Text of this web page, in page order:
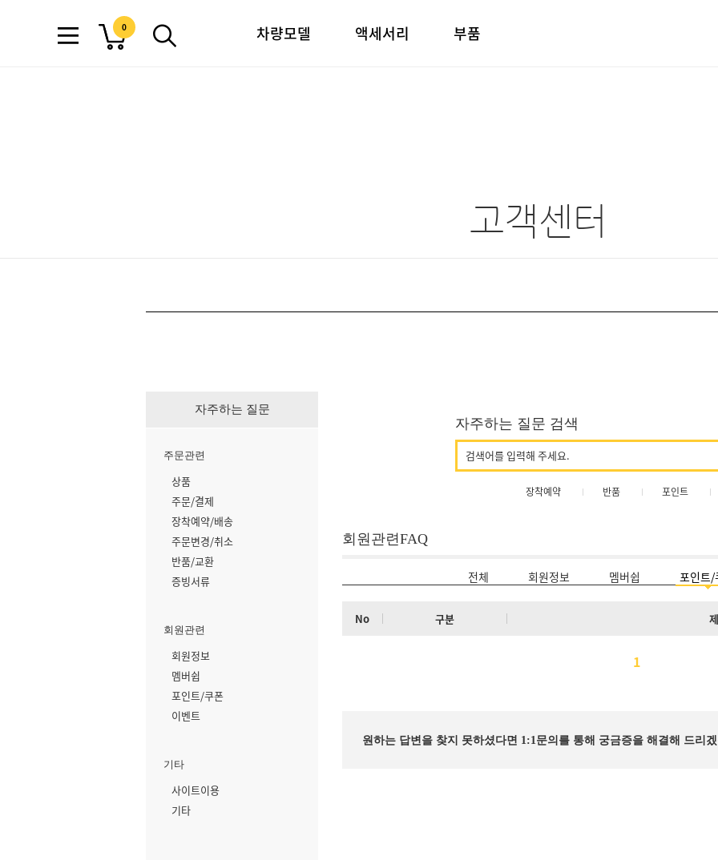
0 차량모델 액세서리 부품
고객센터
자주하는 질문
주문관련
상품
주문/결제
장착예약/배송
주문변경/취소
반품/교환
증빙서류
회원관련
회원정보
멤버쉽
포인트/쿠폰
이벤트
기타
사이트이용
기타
자주하는 질문 검색
장착예약 반품 포인트
회원관련FAQ
전체 회원정보 멤버쉽 포인트/
No 구분
1
원하는 답변을 찾지 못하셨다면 1:1문의를 통해 궁금증을 해결해 드리